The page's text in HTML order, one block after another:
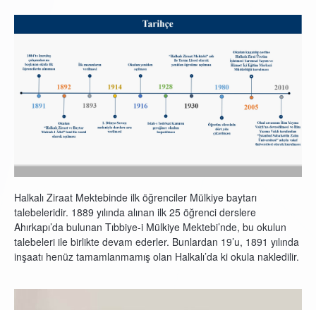
Halkalı Ziraat Mektebinde ilk öğrenciler Mülkiye baytarı
talebeleridir. 1889 yılında alınan ilk 25 öğrenci derslere
Ahırkapı’da bulunan Tıbbiye-i Mülkiye Mektebi’nde, bu okulun
talebeleri ile birlikte devam ederler. Bunlardan 19’u, 1891 yılında
inşaatı henüz tamamlanmamış olan Halkalı’da ki okula nakledilir.